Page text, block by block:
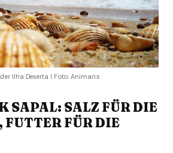
Ilha Deserta I Foto: Animaris
SAPAL: SALZ FÜR DIE
FUTTER FÜR DIE